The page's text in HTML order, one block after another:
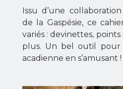
Issu d’une
de la Gaspésie, ce
variés : devinettes,
plus. Un bel outil pour
acadienne en s’amusant !